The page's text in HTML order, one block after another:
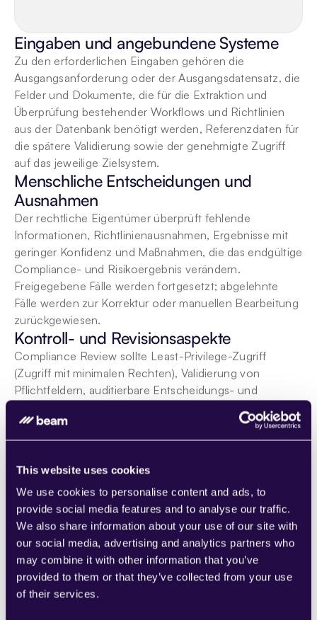
This website uses cookies
We use cookies to personalise content and ads, to
provide social media features and to analyse our traffic.
We also share information about your use of our site with
our social media, advertising and analytics partners who
may combine it with other information that you’ve
provided to them or that they’ve collected from your use
of their services.
Eingaben und angebundene Systeme
Zu den erforderlichen Eingaben gehören die
Ausgangsanforderung oder der Ausgangsdatensatz, die
Felder und Dokumente, die für die Extraktion und
Überprüfung bestehender Workflows und Richtlinien
aus der Datenbank benötigt werden, Referenzdaten für
die spätere Validierung sowie der genehmigte Zugriff
auf das jeweilige Zielsystem.
Menschliche Entscheidungen und
Ausnahmen
Der rechtliche Eigentümer überprüft fehlende
Informationen, Richtlinienausnahmen, Ergebnisse mit
geringer Konfidenz und Maßnahmen, die das endgültige
Compliance- und Risikoergebnis verändern.
Freigegebene Fälle werden fortgesetzt; abgelehnte
Fälle werden zur Korrektur oder manuellen Bearbeitung
zurückgewiesen.
Kontroll- und Revisionsaspekte
Compliance Review sollte Least-Privilege-Zugriff
(Zugriff mit minimalen Rechten), Validierung von
Pflichtfeldern, auditierbare Entscheidungs- und
Schreibprotokolle sowie eine Abbruchbedingung
nutzen, wenn Daten fehlen oder das Vertrauensniveau
unter dem genehmigten Schwellenwert liegt. Der
Regeln für Wiederholungen, Eskalationen, Datenschutz
und Rollback.
Ergebnisse und Abbruchkriterien
Der Workflow endet nach der final genehmigten Aktion:
Senden der empfohlenen Anpassungen zur Behebung
von Nicht-Konformitäten. Das Ergebnis wird in das
validierte System of Record geschrieben, das Resultat
dokumentiert und der verantwortliche Eigentümer